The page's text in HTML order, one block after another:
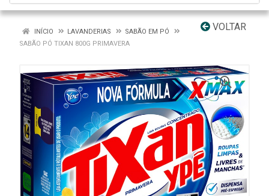
VOLTAR
INÍCIO LAVANDERIAS
SABÃO EM PÓ
SABÃO PÓ TIXAN 800G PRIMAVERA